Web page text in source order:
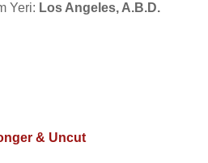
Yeri: Los Angeles, A.B.D.
& Uncut